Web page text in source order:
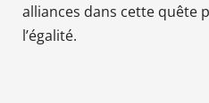
alliances dans cette quête
l’égalité.